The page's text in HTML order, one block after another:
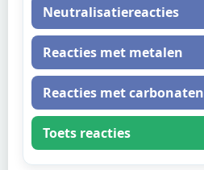
Neutralisatiereacties
Reacties met metalen
Reacties met carbonaten
Toets reacties